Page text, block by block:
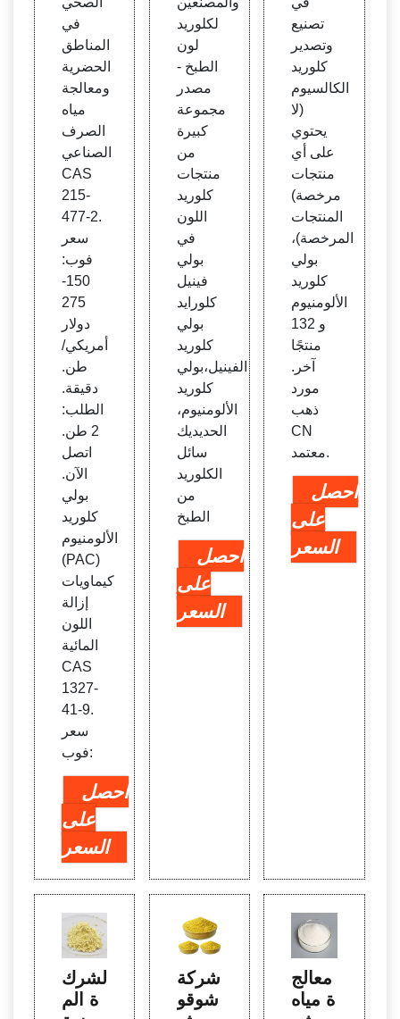
هي، و
كبري
تيد ال
صودي
وم، وا
لمورد
الكيمي
ائي ل
معالج
ة المي
في
المناطق
الحضرية
ومعالجة
مياه
الصرف
الصناعي
CAS
215-
477-2.
سعر
فوب:
150-
275
دولار
أمريكي/
طن.
دقيقة.
الطلب:
2 طن.
اتصل
الآن.
بولي
كلوريد
الألومنيوم
(PAC)
كيماويات
إزالة
اللون
المائية
CAS
1327-
41-9.
سعر
فوب:
احصل
على
السعر
لكلوريد
لون
الطبخ -
مصدر
مجموعة
كبيرة
من
منتجات
كلوريد
اللون
في
بولي
فينيل
كلورايد
بولي
كلوريد
الفينيل،بولي
كلوريد
الألومنيوم،
الحديديك
سائل
الكلوريد
من
الطبخ
احصل
على
السعر
(لا يحت
وي عل
ى منت
جات
مرخص
ة)، بول
ي كلو
ريد الأ
لومنيو
م
تصنيع
وتصدير
كلوريد
الكالسيوم
(لا
يحتوي
على أي
منتجات
مرخصة)
المنتجات
المرخصة)،
بولي
كلوريد
الألومنيوم
و 132
منتجًا
آخر.
مورد
ذهب
CN
معتمد.
احصل
على
السعر
الشرك
ة الم
شركة
شوقو
معالج
ة مياه